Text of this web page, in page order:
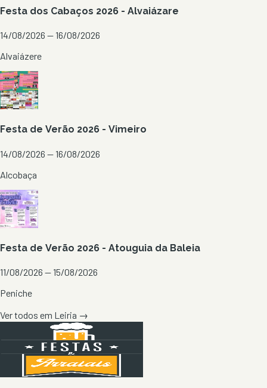
Festa dos Cabaços 2026 - Alvaiázare
14/08/2026 — 16/08/2026
Alvaiázere
Festa de Verão 2026 - Vimeiro
14/08/2026 — 16/08/2026
Alcobaça
Festa de Verão 2026 - Atouguia da Baleia
11/08/2026 — 15/08/2026
Peniche
Ver todos em Leiria →